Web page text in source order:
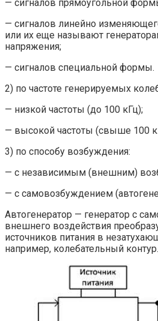
— сигналов прямоугольной
— сигналов линейно
или их еще называют
напряжения;
— сигналов специальной формы.
2) по частоте генерируемых
— низкой частоты (до 100 кГц);
— высокой частоты (свыше 100
3) по способу возбуждения:
— с независимым (внешним)
— с самовозбуждением
Автогенератор — генератор с
внешнего воздействия
источников питания в
например, колебательный контур.